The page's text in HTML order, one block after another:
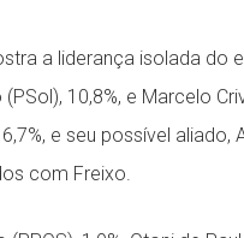
a liderança isolada do
10,8%, e Marcelo
e seu possível
com Freixo.